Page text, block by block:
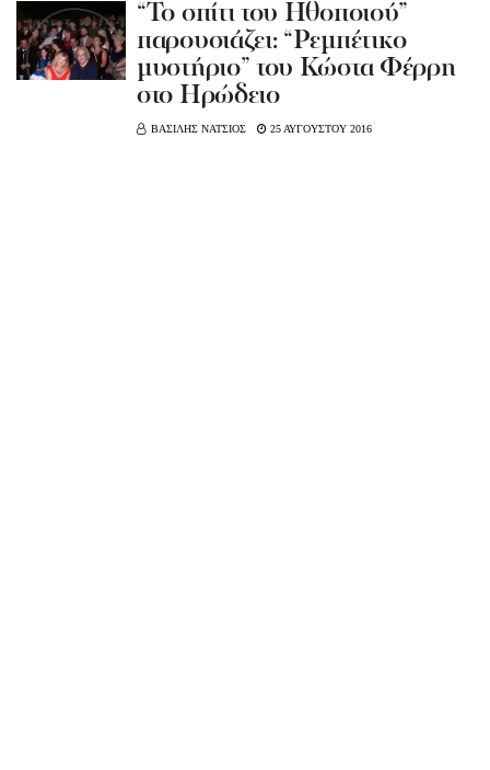
“Το σπίτι του Ηθοποιού”
παρουσιάζει: “Ρεμπέτικο
μυστήριο” του Κώστα Φέρρη
στο Ηρώδειο
ΒΑΣΙΛΗΣ ΝΑΤΣΙΟΣ 25 ΑΥΓΟΥΣΤΟΥ 2016